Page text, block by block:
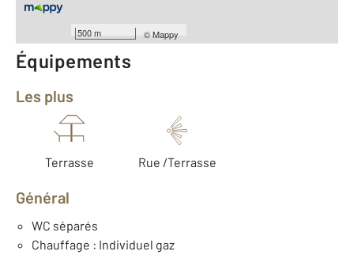
500 m ©Mappy
Nombre de pièces : 3
Équipements
Les plus
Terrasse Rue /Terrasse
Général
WC séparés
Chauffage : Individuel gaz